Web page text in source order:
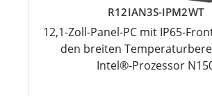
R12IAN3S-IPM2WT
12,1-Zoll-Panel-PC mit IP65-
den breiten
Intel®-Prozessor